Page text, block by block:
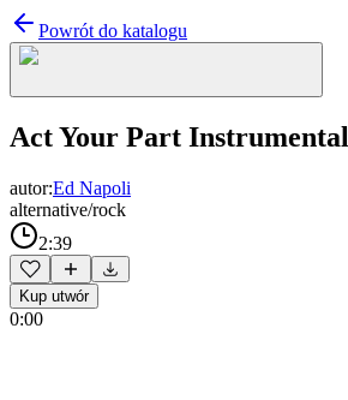
Powrót do katalogu
Act Your Part Instrumental
autor:Ed Napoli
alternative/rock
2:39
Kup utwór
0:00